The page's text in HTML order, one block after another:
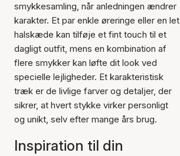
smykkesamling, når anledningen ændrer
karakter. Et par enkle øreringe eller en let
halskæde kan tilføje et fint touch til et
dagligt outfit, mens en kombination af
flere smykker kan løfte dit look ved
specielle lejligheder. Et karakteristisk
træk er de livlige farver og detaljer, der
sikrer, at hvert stykke virker personligt
og unikt, selv efter mange års brug.
Inspiration til din